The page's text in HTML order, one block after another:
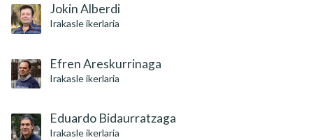
Jokin Alberdi
Irakasle ikerlaria
Efren Areskurrinaga
Irakasle ikerlaria
Eduardo Bidaurratzaga
Irakasle ikerlaria